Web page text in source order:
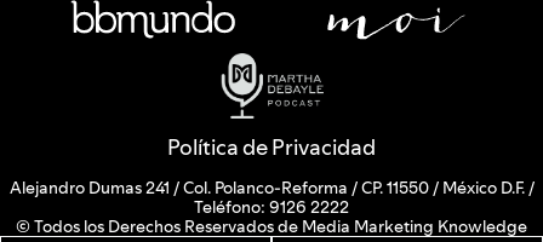
Política de Privacidad
Alejandro Dumas 241 / Col. Polanco-Reforma / CP. 11550 / México D.F. /
Teléfono: 9126 2222
© Todos los Derechos Reservados de Media Marketing Knowledge